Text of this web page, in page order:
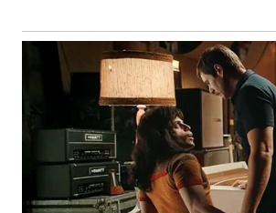
WN
TANJUNG
LESUNG
WN